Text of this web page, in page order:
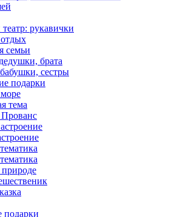
рукавички
семьи
брата
сестры
подарки
тема
подарки